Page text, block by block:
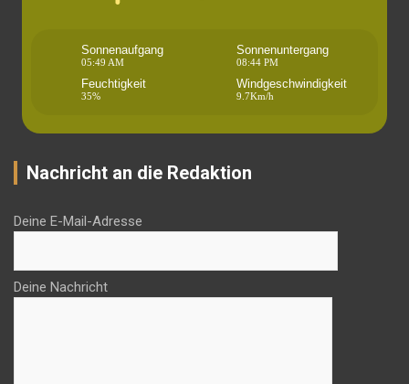
Sonnenaufgang
05:49 AM
Sonnenuntergang
08:44 PM
Feuchtigkeit
35%
Windgeschwindigkeit
9.7Km/h
Nachricht an die Redaktion
Deine E-Mail-Adresse
Deine Nachricht